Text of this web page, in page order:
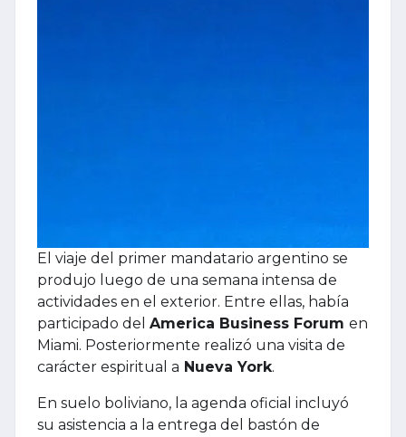
El viaje del primer mandatario argentino se
produjo luego de una semana intensa de
actividades en el exterior. Entre ellas, había
participado del America Business Forum en
Miami. Posteriormente realizó una visita de
carácter espiritual a Nueva York.
En suelo boliviano, la agenda oficial incluyó
su asistencia a la entrega del bastón de